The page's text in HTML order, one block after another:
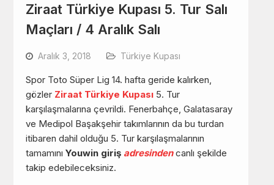
Ziraat Türkiye Kupası 5. Tur Salı
Maçları / 4 Aralık Salı
Aralık 3, 2018 Türkiye Kupası
Spor Toto Süper Lig 14. hafta geride kalırken,
gözler Ziraat Türkiye Kupası5. Tur
karşılaşmalarına çevrildi. Fenerbahçe, Galatasaray
ve Medipol Başakşehir takımlarının da bu turdan
itibaren dahil olduğu 5. Tur karşılaşmalarının
tamamını Youwin giriş adresindencanlı şekilde
takip edebileceksiniz.